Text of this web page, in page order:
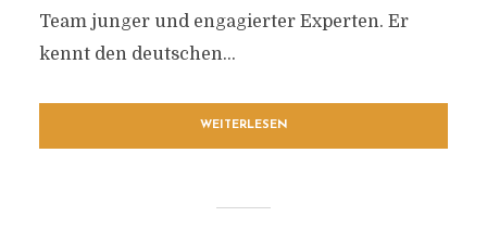
Team junger und engagierter Experten. Er
kennt den deutschen...
WEITERLESEN